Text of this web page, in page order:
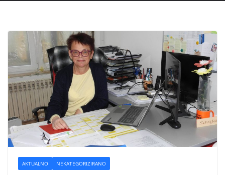
AKTUALNO NEKATEGORIZIRANO